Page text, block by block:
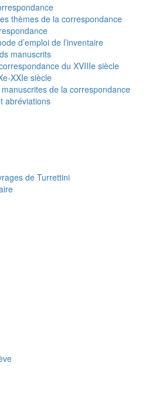
thèmes de la correspondance
d’emploi de l’inventaire
manuscrits
du XVIIIe siècle
XXIe siècle
de la correspondance
abréviations
de Turrettini